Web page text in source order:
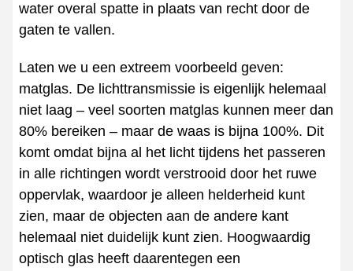
water overal spatte in plaats van recht door de
gaten te vallen.
Laten we u een extreem voorbeeld geven:
matglas. De lichttransmissie is eigenlijk helemaal
niet laag – veel soorten matglas kunnen meer dan
80% bereiken – maar de waas is bijna 100%. Dit
komt omdat bijna al het licht tijdens het passeren
in alle richtingen wordt verstrooid door het ruwe
oppervlak, waardoor je alleen helderheid kunt
zien, maar de objecten aan de andere kant
helemaal niet duidelijk kunt zien. Hoogwaardig
optisch glas heeft daarentegen een